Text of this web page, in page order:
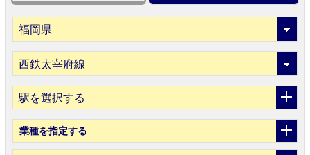
駅を選択する
業種を指定する